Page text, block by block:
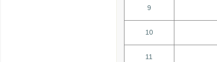
9
10
11